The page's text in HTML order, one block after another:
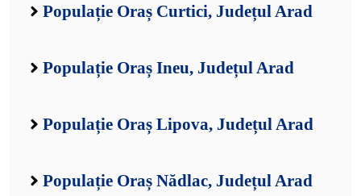
Populație Oraș Curtici, Județul Arad
Populație Oraș Ineu, Județul Arad
Populație Oraș Lipova, Județul Arad
Populație Oraș Nădlac, Județul Arad